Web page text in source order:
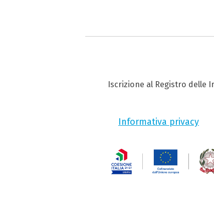
Iscrizione al Registro delle
Informativa privacy